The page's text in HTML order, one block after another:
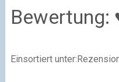
Bewertung:
Einsortiert